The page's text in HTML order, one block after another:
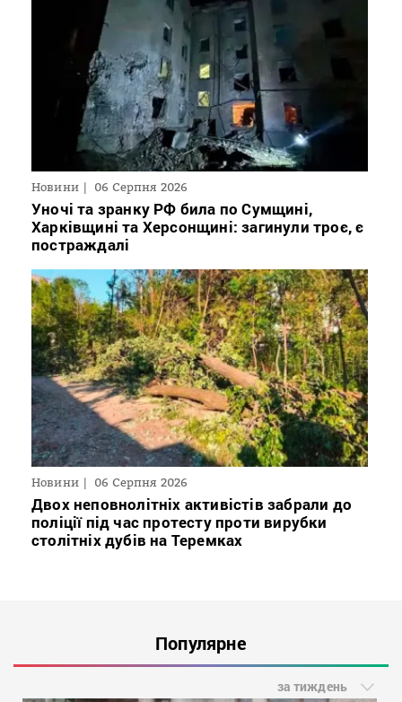
Новини 06 Серпня 2026
Уночі та зранку РФ била по Сумщині,
Харківщині та Херсонщині: загинули троє, є
постраждалі
Новини 06 Серпня 2026
Двох неповнолітніх активістів забрали до
поліції під час протесту проти вирубки
столітніх дубів на Теремках
Популярне
за тиждень